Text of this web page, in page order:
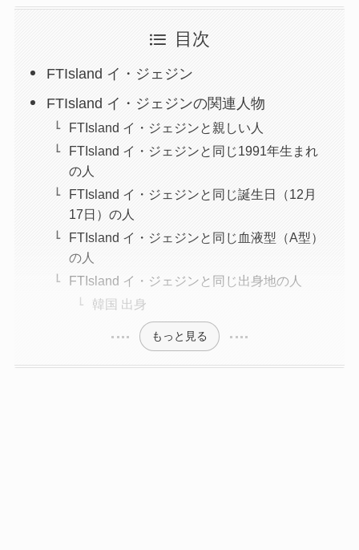
目次
FTIsland イ・ジェジン
FTIsland イ・ジェジンの関連人物
FTIsland イ・ジェジンと親しい人
FTIsland イ・ジェジンと同じ1991年生まれ
の人
FTIsland イ・ジェジンと同じ誕生日（12月
17日）の人
FTIsland イ・ジェジンと同じ血液型（A型）
の人
FTIsland イ・ジェジンと同じ出身地の人
韓国 出身
もっと見る